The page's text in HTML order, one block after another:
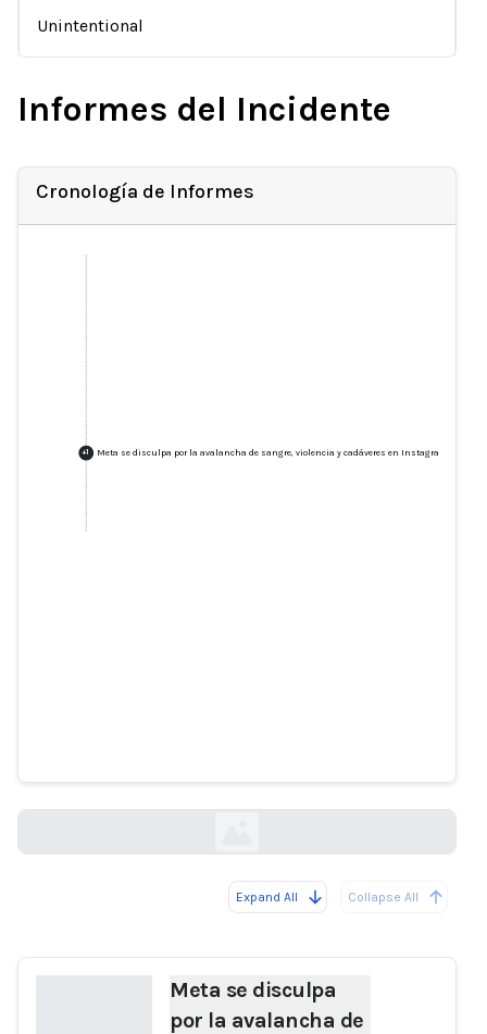
Unintentional
Informes del Incidente
Cronología de Informes
+1 Meta se disculpa por la avalancha de sangre, violencia y cadáveres en Instagram
Expand All Collapse All
Meta se disculpa
por la avalancha de